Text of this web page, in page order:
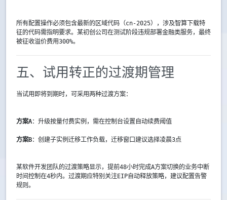
所有配置操作必须包含最新的区域代码（cn-2025），涉及智算下载特
征的代码需指明要求。某初创公司在测试阶段违规部署金融类服务，最终
被征收溢价费用300%。
五、试用转正的过渡期管理
当试用即将到期时，可采用两种过渡方案：
方案A：升级按量付费实例，需在控制台设置自动续费阈值
方案B：创建子实例迁移工作负载，迁移窗口建议选择凌晨3点
某软件开发团队的过渡策略显示，提前48小时完成A方案切换的业务中断
时间控制在4秒内。过渡期应特别关注EIP自动释放策略，建议配置告警
规则。